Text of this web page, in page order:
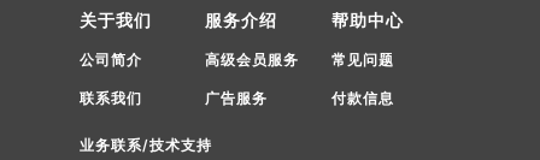
关于我们
公司简介
联系我们
服务介绍
高级会员服务
广告服务
帮助中心
常见问题
付款信息
业务联系/技术支持